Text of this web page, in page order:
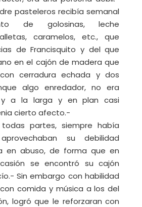
pasteleros recibía semanal
de golosinas, leche
caramelos, etc., que
de Francisquito y del que
en el cajón de madera que
cerradura echada y dos
algo enredador, no era
y a la larga y en plan casi
cierto afecto.-
partes, siempre había
su debilidad
en abuso, de forma que en
se encontró su cajón
Sin embargo con habilidad
comida y música a los del
logró que le reforzaran con